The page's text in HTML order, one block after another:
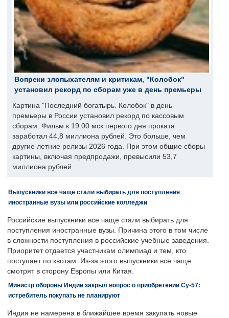
Вопреки злопыхателям и критикам, "Колобок"
установил рекорд по сборам уже в день премьеры
Картина "Последний богатырь. Колобок" в день
премьеры в России установил рекорд по кассовым
сборам. Фильм к 19.00 мск первого дня проката
заработал 44,8 миллиона рублей. Это больше, чем
другие летние релизы 2026 года. При этом общие сборы
картины, включая предпродажи, превысили 53,7
миллиона рублей.
Выпускники все чаще стали выбирать для поступления
иностранные вузы или российские колледжи
Российские выпускники все чаще стали выбирать для
поступления иностранные вузы. Причина этого в том числе
в сложности поступления в российские учебные заведения.
Приоритет отдается участникам олимпиад и тем, кто
поступает по квотам. Из-за этого выпускники все чаще
смотрят в сторону Европы или Китая.
Министр обороны Индии закрыл вопрос о приобретении Су-57:
истребитель покупать не планируют
Индия не намерена в ближайшее время закупать новые